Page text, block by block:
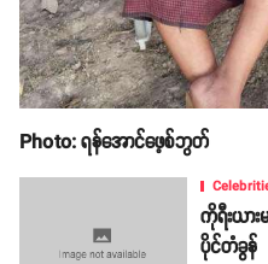
Photo: ရန်အောင်ဖေ့စ်ဘွတ်
ကိုရီးယာ
ပိုင်တံခွန်